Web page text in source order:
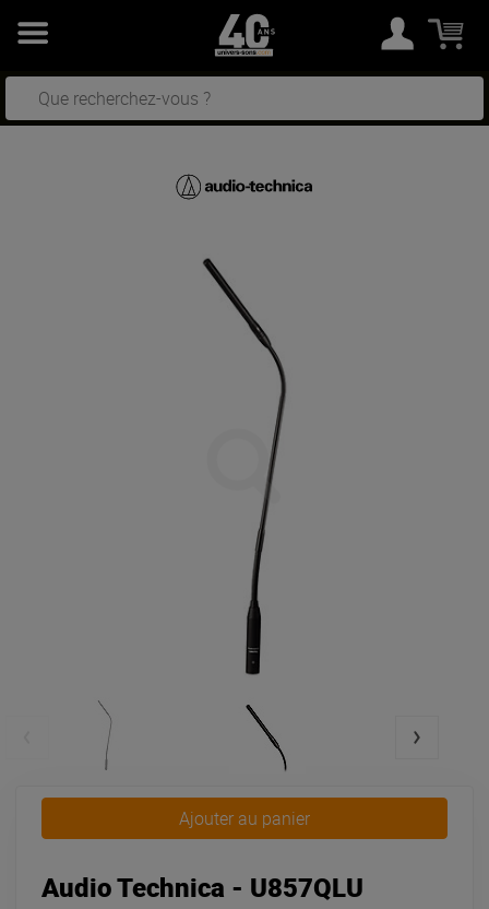
Ajouter au panier
Audio Technica - U857QLU